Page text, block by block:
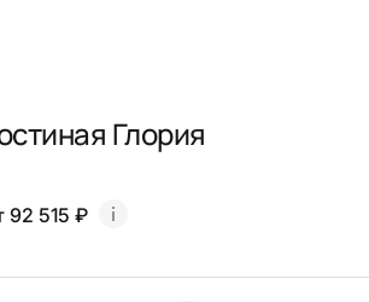
Глория
92 515 ₽